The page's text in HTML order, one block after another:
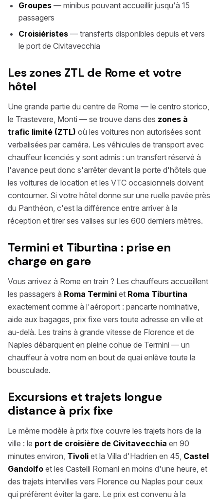
Groupes — minibus pouvant accueillir jusqu'à 15
passagers
Croisiéristes — transferts disponibles depuis et vers
le port de Civitavecchia
Les zones ZTL de Rome et votre
hôtel
Une grande partie du centre de Rome — le centro storico,
le Trastevere, Monti — se trouve dans des zones à
trafic limité (ZTL) où les voitures non autorisées sont
verbalisées par caméra. Les véhicules de transport avec
chauffeur licenciés y sont admis : un transfert réservé à
l'avance peut donc s'arrêter devant la porte d'hôtels que
les voitures de location et les VTC occasionnels doivent
contourner. Si votre hôtel donne sur une ruelle pavée près
du Panthéon, c'est la différence entre arriver à la
réception et tirer ses valises sur les 600 derniers mètres.
Termini et Tiburtina : prise en
charge en gare
Vous arrivez à Rome en train ? Les chauffeurs accueillent
les passagers à Roma Termini et Roma Tiburtina
exactement comme à l'aéroport : pancarte nominative,
aide aux bagages, prix fixe vers toute adresse en ville et
au-delà. Les trains à grande vitesse de Florence et de
Naples débarquent en pleine cohue de Termini — un
chauffeur à votre nom en bout de quai enlève toute la
bousculade.
Excursions et trajets longue
distance à prix fixe
Le même modèle à prix fixe couvre les trajets hors de la
ville : le port de croisière de Civitavecchia en 90
minutes environ, Tivoli et la Villa d'Hadrien en 45, Castel
Gandolfo et les Castelli Romani en moins d'une heure, et
des trajets intervilles vers Florence ou Naples pour ceux
qui préfèrent éviter la gare. Le prix est convenu à la